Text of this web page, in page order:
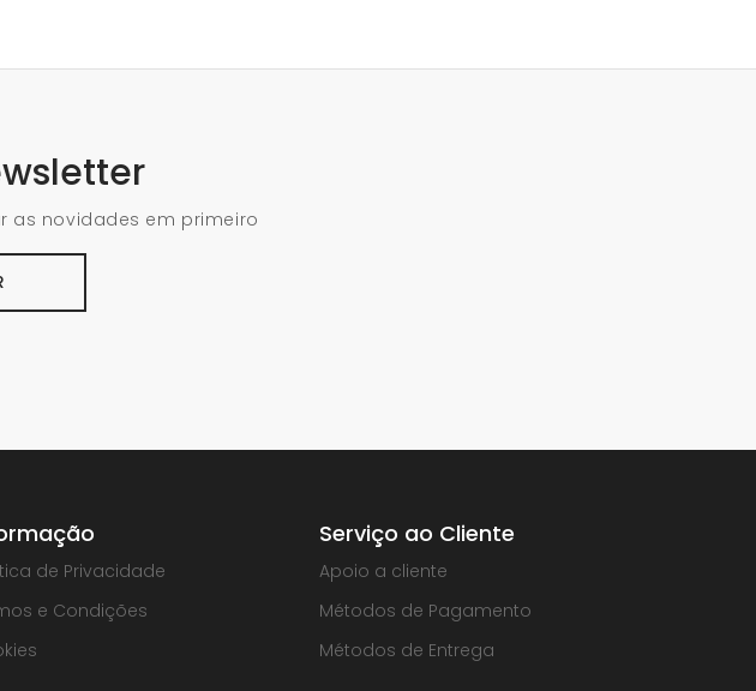
as novidades em primeiro
de Privacidade
e Condições
Serviço ao Cliente
Apoio a cliente
Métodos de Pagamento
Métodos de Entrega